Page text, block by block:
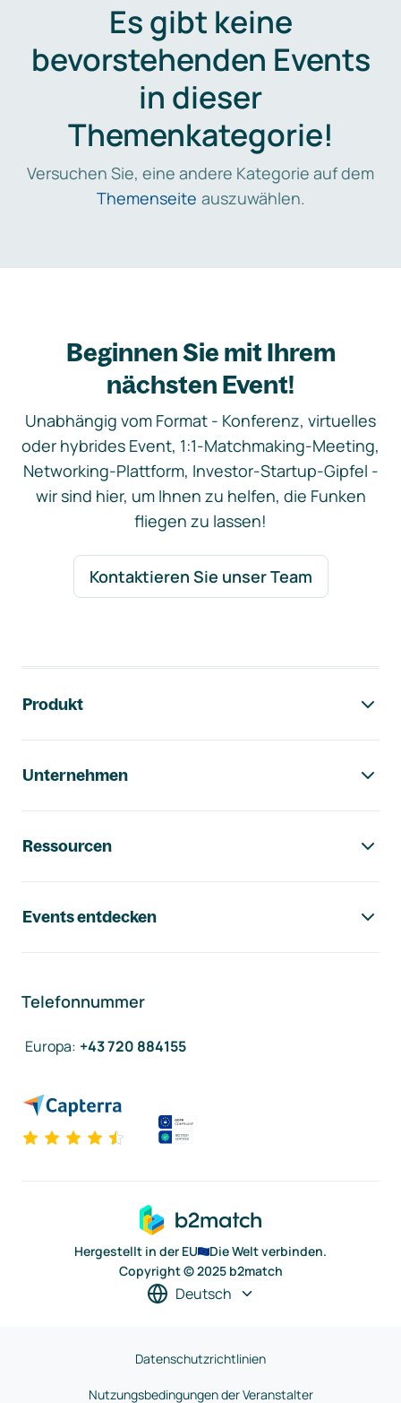
Es gibt keine
bevorstehenden Events
in dieser
Themenkategorie!
Versuchen Sie, eine andere Kategorie auf dem
Themenseite auszuwählen.
Beginnen Sie mit Ihrem
nächsten Event!
Unabhängig vom Format - Konferenz, virtuelles
oder hybrides Event, 1:1-Matchmaking-Meeting,
Networking-Plattform, Investor-Startup-Gipfel -
wir sind hier, um Ihnen zu helfen, die Funken
fliegen zu lassen!
Kontaktieren Sie unser Team
Produkt
Unternehmen
Ressourcen
Events entdecken
Telefonnummer
Europa: +43 720 884155
Hergestellt in der EU
Die Welt verbinden.
Copyright © 2025 b2match
Deutsch
Datenschutzrichtlinien
Nutzungsbedingungen der Veranstalter